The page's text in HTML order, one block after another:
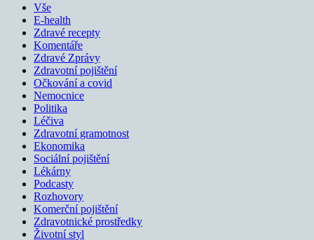
Vše
E-health
Zdravé recepty
Komentáře
Zdravé Zprávy
Zdravotní pojištění
Očkování a covid
Nemocnice
Politika
Léčiva
Zdravotní gramotnost
Ekonomika
Sociální pojištění
Lékárny
Podcasty
Rozhovory
Komerční pojištění
Zdravotnické prostředky
Životní styl